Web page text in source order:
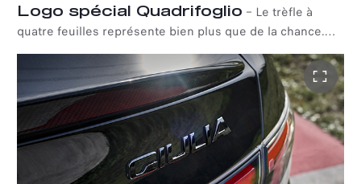
Logo spécial Quadrifoglio – Le trèfle à
quatre feuilles représente bien plus que de la chance.
Avec le retour de l'intemporelle Super Sport, le fond du
logo iconique Quadrifoglio devient noir pour la première
fois dans l'histoire de la Marque, devenant ainsi le
symbole ultime d'Alfa Romeo, synonyme de
performance, de force et de détermination.